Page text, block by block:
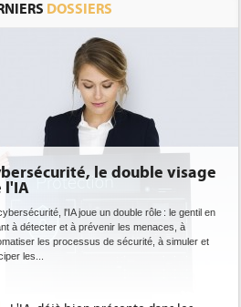
DOSSIERS
DEE: l'efficacité énergétique
bientôt une obligation pour les
datacenters
Des datacenters plus durables et plus efficaces, c'est
ce que recherchent les pouvoirs publics européens
avec la mise en oeuvre de la nouvelle Directive sur